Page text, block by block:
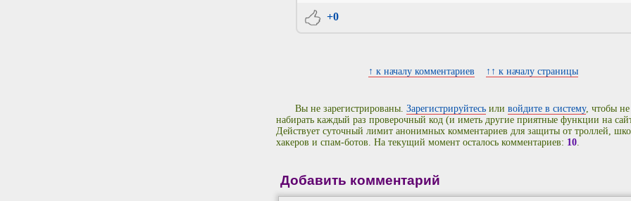
+0
↑ к началу комментариев ↑↑ к началу страницы
Вы не зарегистрированы.Зарегистрируйтесь иливойдите в систему, чтобы не
набирать каждый раз проверочный код (и иметь другие приятные функции на
Действует суточный лимит анонимных комментариев для защиты от троллей,
хакеров и спам-ботов. На текущий момент осталось комментариев: 10.
Добавить комментарий